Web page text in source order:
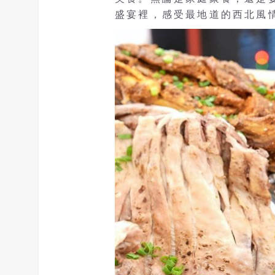
盛宴裡，感受最地道的西北風